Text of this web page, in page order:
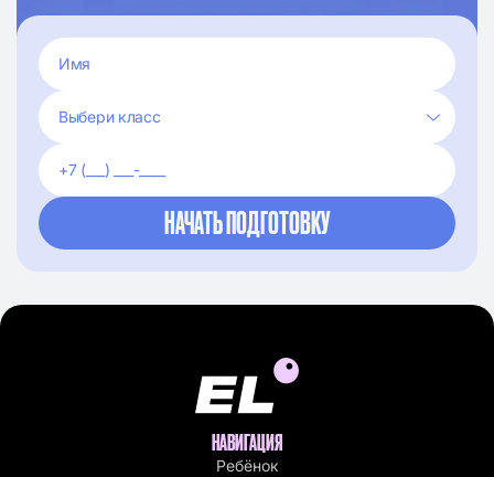
НАВИГАЦИЯ
Ребёнок